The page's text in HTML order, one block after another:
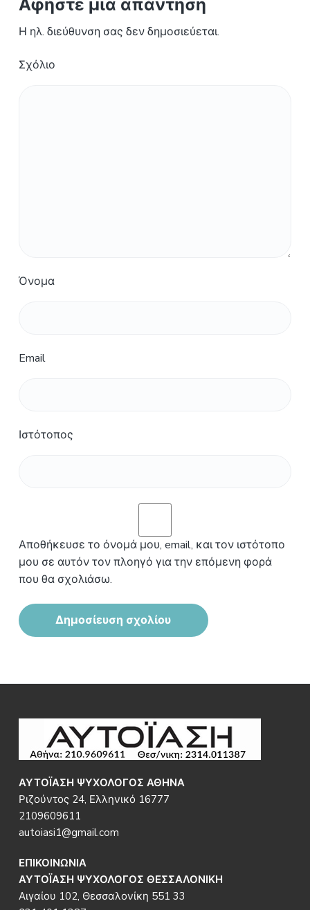
Αφήστε μια απάντηση
Η ηλ. διεύθυνση σας δεν δημοσιεύεται.
Σχόλιο
Όνομα
Email
Ιστότοπος
Αποθήκευσε το όνομά μου, email, και τον ιστότοπο
μου σε αυτόν τον πλοηγό για την επόμενη φορά
που θα σχολιάσω.
Footer
ΑΥΤΟΪΑΣΗ ΨΥΧΟΛΟΓΟΣ ΑΘΗΝΑ
Ριζούντος 24, Ελληνικό 16777
2109609611
autoiasi1@gmail.com
ΕΠΙΚΟΙΝΩΝΙΑ
ΑΥΤΟΪΑΣΗ ΨΥΧΟΛΟΓΟΣ ΘΕΣΣΑΛΟΝΙΚΗ
Αιγαίου 102, Θεσσαλονίκη 551 33